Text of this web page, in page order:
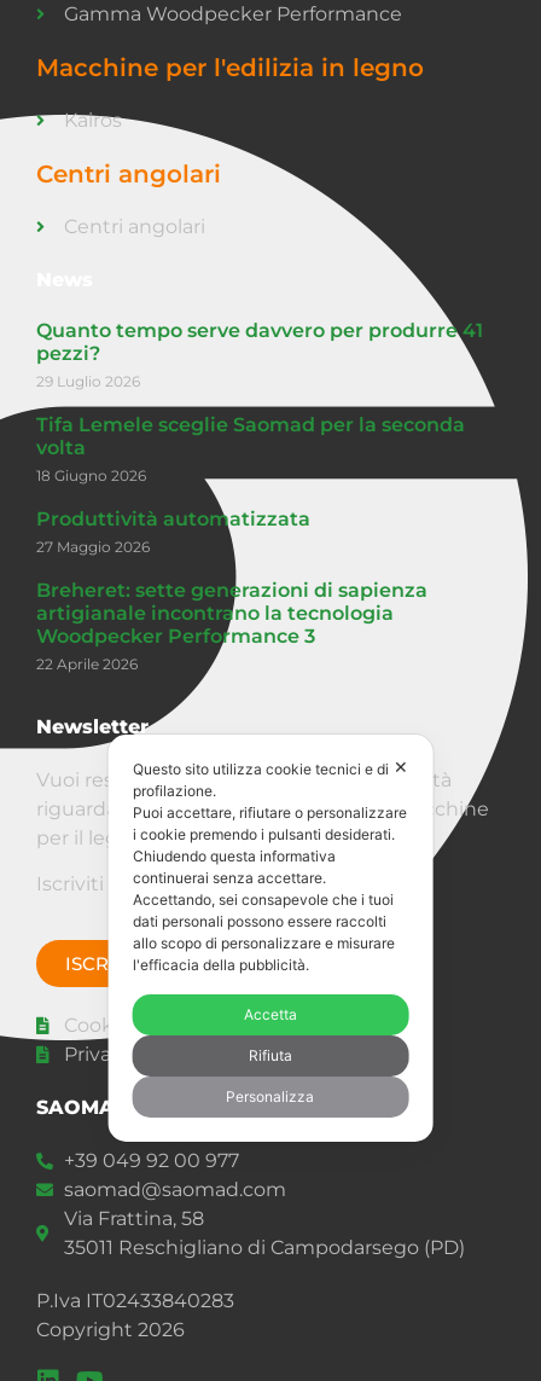
Gamma Woodpecker Performance
Macchine per l'edilizia in legno
Kairos
Centri angolari
Centri angolari
Quanto tempo serve davvero per produrre 41
pezzi?
29 Luglio 2026
Tifa Lemele sceglie Saomad per la seconda
volta
18 Giugno 2026
Produttività automatizzata
27 Maggio 2026
Breheret: sette generazioni di sapienza
artigianale incontrano la tecnologia
Woodpecker Performance 3
22 Aprile 2026
Newsletter
Vuoi restare aggiornato sullle ultime novità
riguardanti Saomad e il mondo delle macchine
per il legno?
Iscriviti alla Newsletter!
ISCRIVITI ORA
Cookie policy
Privacy Statement
SAOMAD 2 s.r.l.
+39 049 92 00 977
saomad@saomad.com
Via Frattina, 58
35011 Reschigliano di Campodarsego (PD)
P.Iva IT02433840283
Copyright 2026
✕
Questo sito utilizza cookie tecnici e di
profilazione.
Puoi accettare, rifiutare o personalizzare
i cookie premendo i pulsanti desiderati.
Chiudendo questa informativa
continuerai senza accettare.
Accettando, sei consapevole che i tuoi
dati personali possono essere raccolti
allo scopo di personalizzare e misurare
l'efficacia della pubblicità.
Accetta
Rifiuta
Personalizza